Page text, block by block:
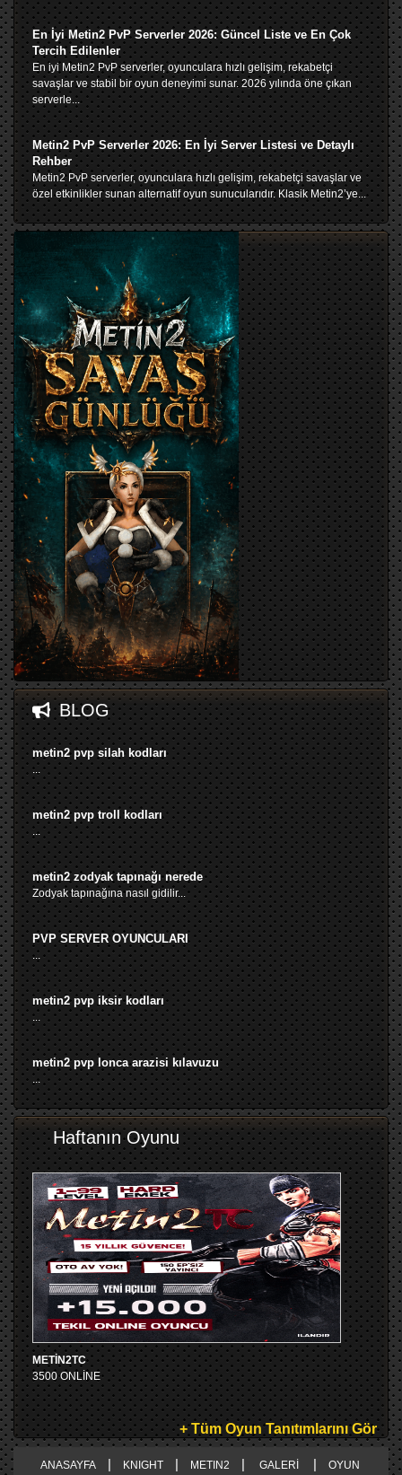
En İyi Metin2 PvP Serverler 2026: Güncel Liste ve En Çok
Tercih Edilenler
En iyi Metin2 PvP serverler, oyunculara hızlı gelişim, rekabetçi
savaşlar ve stabil bir oyun deneyimi sunar. 2026 yılında öne çıkan
serverle...
Metin2 PvP Serverler 2026: En İyi Server Listesi ve Detaylı
Rehber
Metin2 PvP serverler, oyunculara hızlı gelişim, rekabetçi savaşlar ve
özel etkinlikler sunan alternatif oyun sunucularıdır. Klasik Metin2’ye...
BLOG
metin2 pvp silah kodları
...
metin2 pvp troll kodları
...
metin2 zodyak tapınağı nerede
Zodyak tapınağına nasıl gidilir...
PVP SERVER OYUNCULARI
...
metin2 pvp iksir kodları
...
metin2 pvp lonca arazisi kılavuzu
...
Haftanın Oyunu
METİN2TC
3500 ONLİNE
+ Tüm Oyun Tanıtımlarını Gör
ANASAYFA | KNIGHT | METIN2 | GALERİ | OYUN